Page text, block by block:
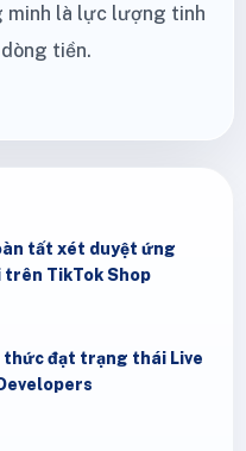
minh là lực lượng tinh
tiền.
tất xét duyệt ứng
TikTok Shop
thức đạt trạng thái Live